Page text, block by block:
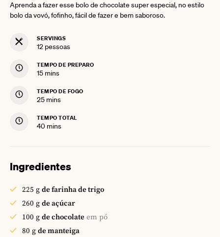
Aprenda a fazer esse bolo de chocolate super especial, no estilo
bolo da vovó, fofinho, fácil de fazer e bem saboroso.
SERVINGS
12 pessoas
TEMPO DE PREPARO
15minutes
mins
TEMPO DE FOGO
25minutes
mins
TEMPO TOTAL
40minutes
mins
Ingredientes
225 g de farinha de trigo
260 g de açúcar
100 g de chocolate em pó
80 g de manteiga